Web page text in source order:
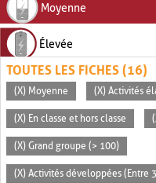
Moyenne
Élevée
TOUTES LES FICHES (16)
(X) Moyenne (X) Activités
(X) En classe et hors classe
(X) Grand groupe (> 100)
(X) Activités développées (Entre